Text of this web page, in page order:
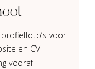
voor
en CV
vooraf